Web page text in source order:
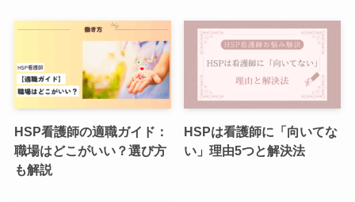
HSP看護師の適職ガイド：
職場はどこがいい？選び方
も解説
HSPは看護師に「向いてな
い」理由5つと解決法